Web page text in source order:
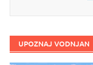
UPOZNAJ VODNJAN